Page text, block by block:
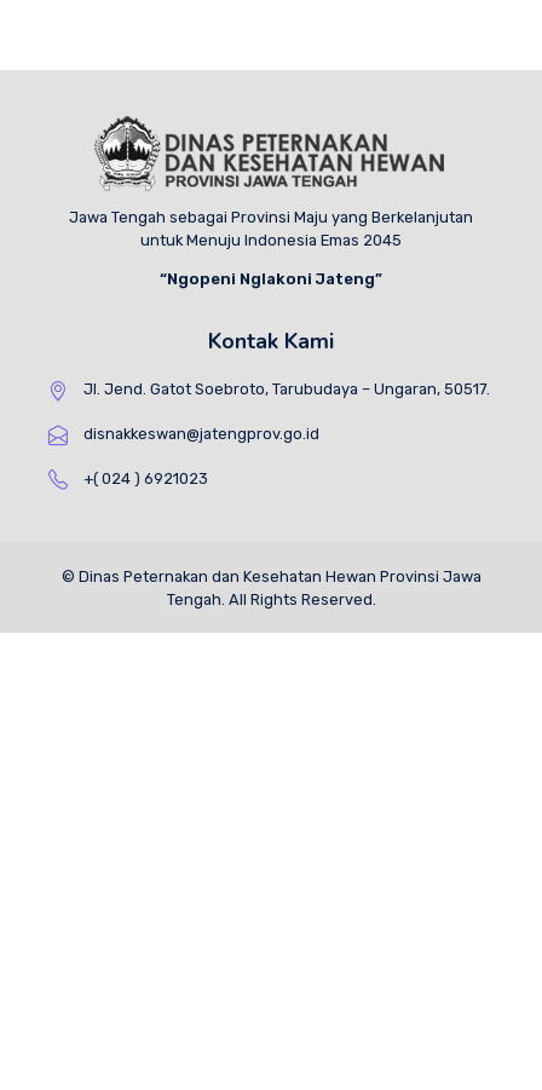
Jawa Tengah sebagai Provinsi Maju yang Berkelanjutan
untuk Menuju Indonesia Emas 2045
“Ngopeni Nglakoni Jateng”
Kontak Kami
Jl. Jend. Gatot Soebroto, Tarubudaya – Ungaran, 50517.
disnakkeswan@jatengprov.go.id
+( 024 ) 6921023
© Dinas Peternakan dan Kesehatan Hewan Provinsi Jawa
Tengah . All Rights Reserved.